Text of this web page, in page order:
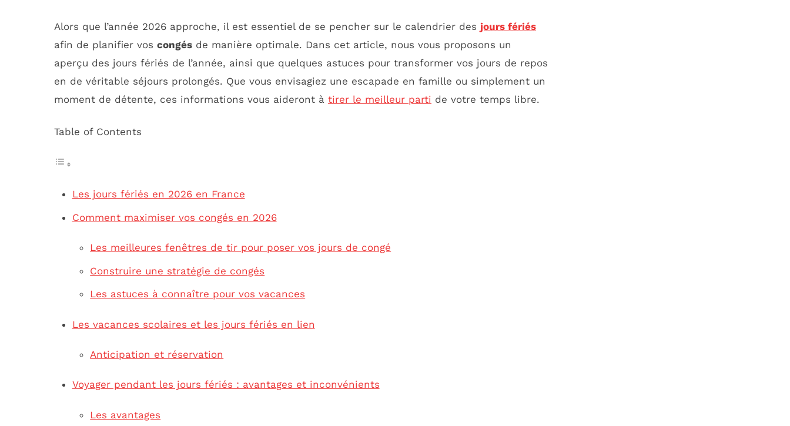
Alors que l’année 2026 approche, il est essentiel de se pencher sur le calendrier des jours fériés
afin de planifier vos congés de manière optimale. Dans cet article, nous vous proposons un
aperçu des jours fériés de l’année, ainsi que quelques astuces pour transformer vos jours de repos
en de véritable séjours prolongés. Que vous envisagiez une escapade en famille ou simplement un
moment de détente, ces informations vous aideront à tirer le meilleur parti de votre temps libre.
Table of Contents
Les jours fériés en 2026 en France
Comment maximiser vos congés en 2026
Les meilleures fenêtres de tir pour poser vos jours de congé
Construire une stratégie de congés
Les astuces à connaître pour vos vacances
Les vacances scolaires et les jours fériés en lien
Anticipation et réservation
Voyager pendant les jours fériés : avantages et inconvénients
Les avantages